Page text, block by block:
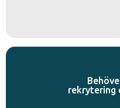
rekrytering